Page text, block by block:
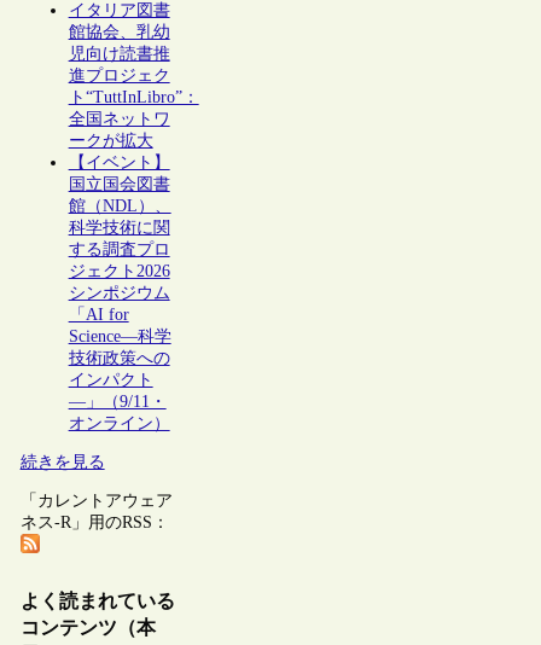
イタリア図書
館協会、乳幼
児向け読書推
進プロジェク
ト“TuttInLibro”：
全国ネットワ
ークが拡大
【イベント】
国立国会図書
館（NDL）、
科学技術に関
する調査プロ
ジェクト2026
シンポジウム
「AI for
Science―科学
技術政策への
インパクト
―」（9/11・
オンライン）
続きを見る
「カレントアウェア
ネス-R」用のRSS：
よく読まれている
コンテンツ（本